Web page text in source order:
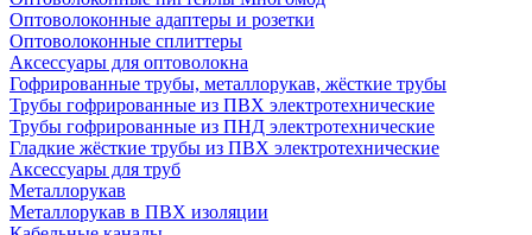
Оптоволоконные адаптеры и розетки
Оптоволоконные сплиттеры
Аксессуары для оптоволокна
Гофрированные трубы, металлорукав, жёсткие трубы
Трубы гофрированные из ПВХ электротехнические
Трубы гофрированные из ПНД электротехнические
Гладкие жёсткие трубы из ПВХ электротехнические
Аксессуары для труб
Металлорукав
Металлорукав в ПВХ изоляции